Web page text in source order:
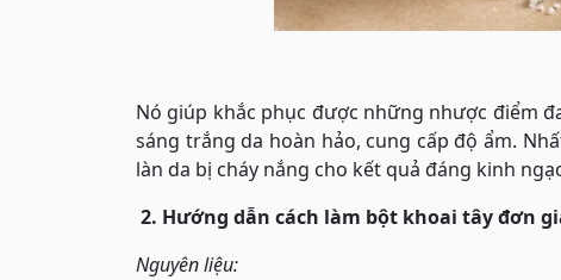
Nó giúp khắc phục được những nhược điểm
sáng trắng da hoàn hảo, cung cấp độ ẩm.
làn da bị cháy nắng cho kết quả đáng kinh
2. Hướng dẫn cách làm bột khoai tây đơn
Nguyên liệu: